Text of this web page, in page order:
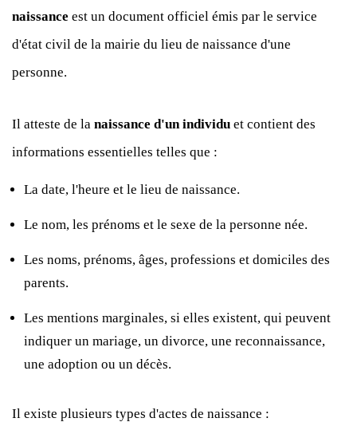
naissance est un document officiel émis par le service
d'état civil de la mairie du lieu de naissance d'une
personne.
Il atteste de la naissance d'un individu et contient des
informations essentielles telles que :
La date, l'heure et le lieu de naissance.
Le nom, les prénoms et le sexe de la personne née.
Les noms, prénoms, âges, professions et domiciles des
parents.
Les mentions marginales, si elles existent, qui peuvent
indiquer un mariage, un divorce, une reconnaissance,
une adoption ou un décès.
Il existe plusieurs types d'actes de naissance :